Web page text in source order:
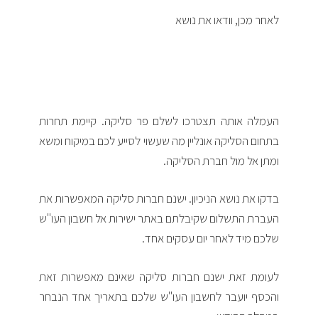
לאחר מכן, וודאו את נושא
העמלה אותה תצטרכו לשלם פר סליקה. קיימת תחרות
בתחום הסליקה אונליין מה שעשוי לסייע לכם במיקוח ומשא
ומתן אל מול חברת הסליקה.
בדקו את נושא הניכיון. ישנם חברות סליקה המאפשרות את
העברת התשלום שקיבלתם באתר ישירות אל חשבון העו"ש
שלכם מיד לאחר יום עסקים אחד.
לעומת זאת ישנם חברות סליקה שאינם מאפשרות זאת
והכסף יועבר לחשבון העו"ש שלכם בתאריך אחד הנבחר